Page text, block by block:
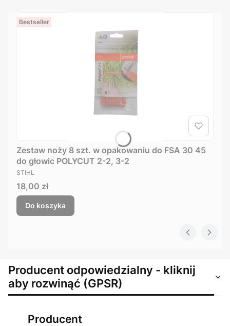
Bestseller
Zestaw noży 8 szt. w opakowaniu do FSA 30 45
do głowic POLYCUT 2-2, 3-2
PRODUCENT
STIHL
Cena
18,00 zł
Do koszyka
Producent odpowiedzialny - kliknij
aby rozwinąć (GPSR)
Producent